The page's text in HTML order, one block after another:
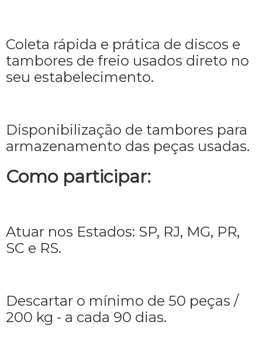
Coleta rápida e prática de discos e
tambores de freio usados direto no
seu estabelecimento.
Disponibilização de tambores para
armazenamento das peças usadas.
Como participar:
Atuar nos Estados: SP, RJ, MG, PR,
SC e RS.
Descartar o mínimo de 50 peças /
200 kg - a cada 90 dias.